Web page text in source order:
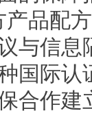
品配
与信息
国际认
合作